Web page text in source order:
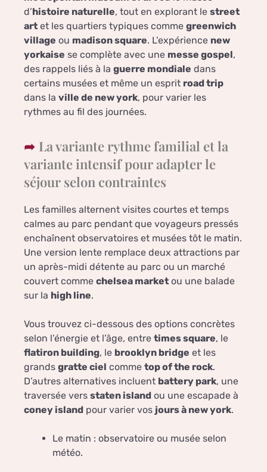
d’histoire naturelle, tout en explorant le street
art et les quartiers typiques comme greenwich
village ou madison square. L’expérience new
yorkaise se complète avec une messe gospel,
des rappels liés à la guerre mondiale dans
certains musées et même un esprit road trip
dans la ville de new york, pour varier les
rythmes au fil des journées.
La variante rythme familial et la
variante intensif pour adapter le
séjour selon contraintes
Les familles alternent visites courtes et temps
calmes au parc pendant que voyageurs pressés
enchaînent observatoires et musées tôt le matin.
Une version lente remplace deux attractions par
un après-midi détente au parc ou un marché
couvert comme chelsea market ou une balade
sur la high line.
Vous trouvez ci-dessous des options concrètes
selon l’énergie et l’âge, entre times square, le
flatiron building, le brooklyn bridge et les
grands gratte ciel comme top of the rock.
D’autres alternatives incluent battery park, une
traversée vers staten island ou une escapade à
coney island pour varier vos jours à new york.
Le matin : observatoire ou musée selon
météo.